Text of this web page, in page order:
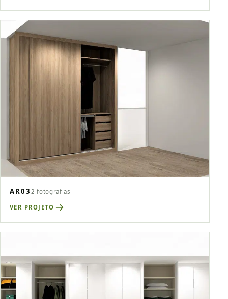
AR03 2 fotografias
VER PROJETO